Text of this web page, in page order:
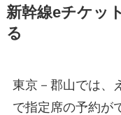
新幹線eチケッ
る
東京－郡山では、
で指定席の予約が